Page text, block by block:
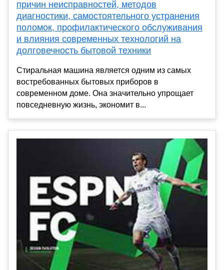
причин неисправностей, методов
диагностики, самостоятельного устранения
поломок, профилактического обслуживания
и влияния современных технологий на
долговечность бытовой техники
Стиральная машина является одним из самых
востребованных бытовых приборов в
современном доме. Она значительно упрощает
повседневную жизнь, экономит в...